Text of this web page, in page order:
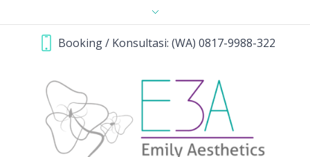
Booking / Konsultasi: (WA) 0817-9988-322